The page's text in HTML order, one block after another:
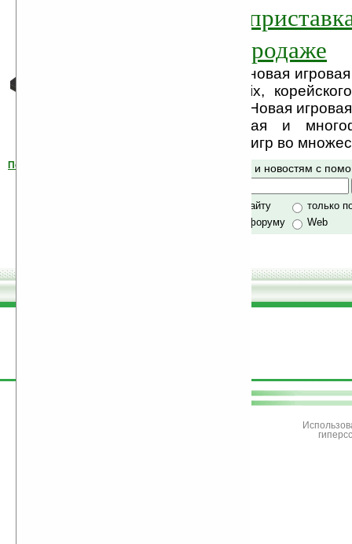
Новая игровая
RZX-30 уже в продаже
В продажу поступила новая
30 от компании Ritmix,
портативной техники. Новая
30 – привлекательная и
консоль с поддержкой игр во
Помогите Ладошкам стать лучше
Поиск по сайту и новостям с
только по сайту
только
по сайту и форуму
Web